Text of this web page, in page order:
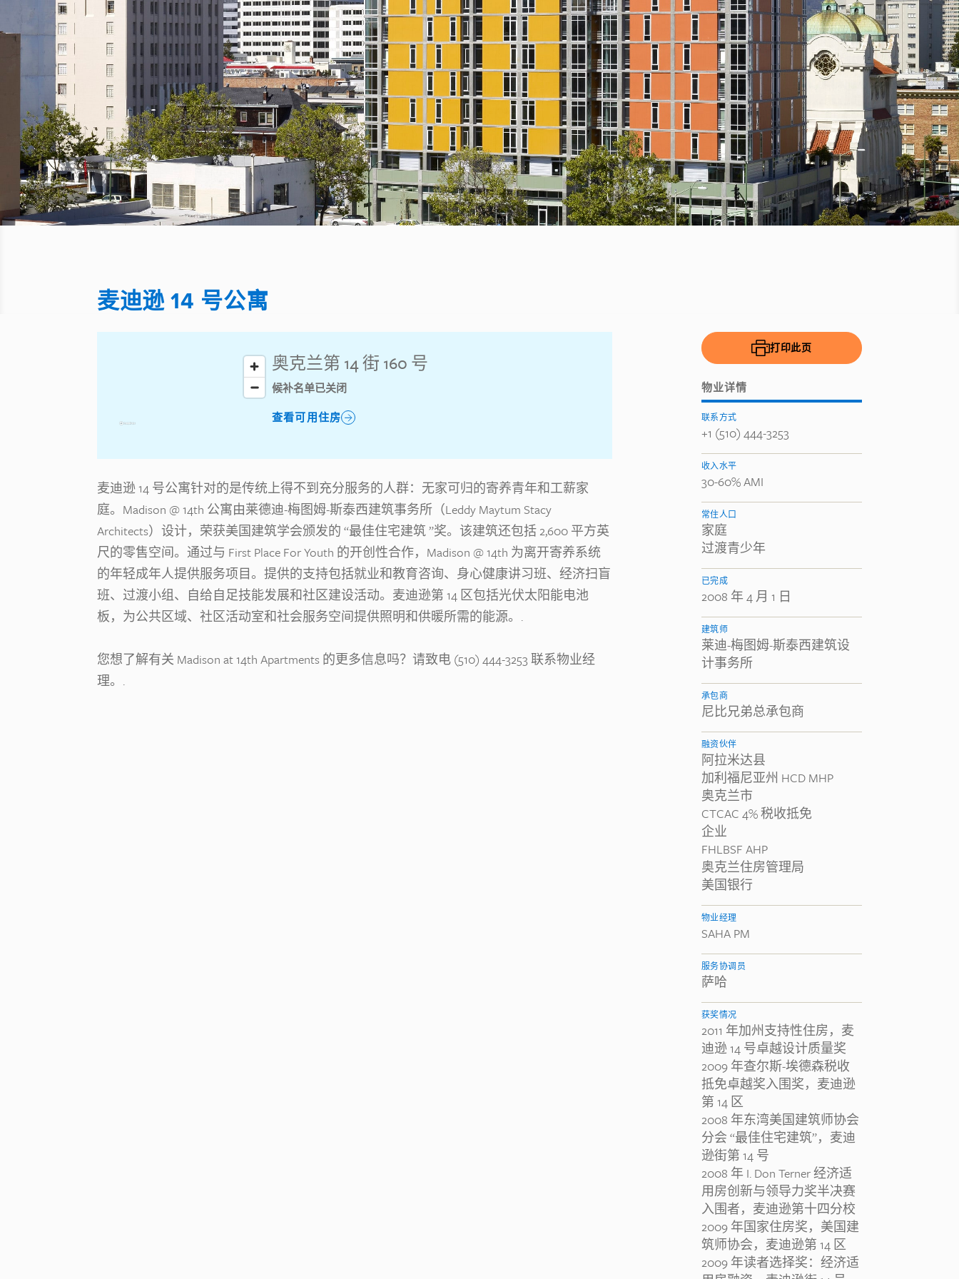
麦迪逊 14 号公寓
奥克兰第 14 街 160 号
候补名单已关闭
查看可用住房
打印此页
物业详情
联系方式
+1 (510) 444-3253
收入水平
30-60% AMI
常住人口
家庭
过渡青少年
已完成
2008 年 4 月 1 日
建筑师
莱迪-梅图姆-斯泰西建筑设
计事务所
承包商
尼比兄弟总承包商
融资伙伴
阿拉米达县
加利福尼亚州 HCD MHP
奥克兰市
CTCAC 4% 税收抵免
企业
FHLBSF AHP
奥克兰住房管理局
美国银行
物业经理
SAHA PM
服务协调员
萨哈
获奖情况
2011 年加州支持性住房，麦
迪逊 14 号卓越设计质量奖
2009 年查尔斯-埃德森税收
抵免卓越奖入围奖，麦迪逊
第 14 区
2008 年东湾美国建筑师协会
分会 “最佳住宅建筑”，麦迪
逊街第 14 号
2008 年 I. Don Terner 经济适
用房创新与领导力奖半决赛
入围者，麦迪逊第十四分校
2009 年国家住房奖，美国建
筑师协会，麦迪逊第 14 区
2009 年读者选择奖：经济适
麦迪逊 14 号公寓针对的是传统上得不到充分服务的人群：无家可归的寄养青年和工薪家
庭。Madison @ 14th 公寓由莱德迪-梅图姆-斯泰西建筑事务所（Leddy Maytum Stacy
Architects）设计，荣获美国建筑学会颁发的 “最佳住宅建筑 ”奖。该建筑还包括 2,600 平方英
尺的零售空间。通过与 First Place For Youth 的开创性合作，Madison @ 14th 为离开寄养系统
的年轻成年人提供服务项目。提供的支持包括就业和教育咨询、身心健康讲习班、经济扫盲
班、过渡小组、自给自足技能发展和社区建设活动。麦迪逊第 14 区包括光伏太阳能电池
板，为公共区域、社区活动室和社会服务空间提供照明和供暖所需的能源。.
您想了解有关 Madison at 14th Apartments 的更多信息吗？请致电 (510) 444-3253 联系物业经
理。.